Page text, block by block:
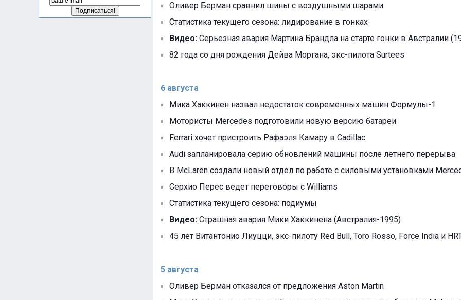
Оливер Берман сравнил шины с воздушными шарами
Статистика текущего сезона: лидирование в гонках
Видео: Серьезная авария Мартина Брандла на старте гонки в Австралии
82 года со дня рождения Дейва Моргана, экс-пилота Surtees
6 августа
Мика Хаккинен назвал недостаток современных машин Формулы-1
Мотористы Mercedes подготовили новую версию батареи
Ferrari хочет пристроить Рафаэля Камару в Cadillac
Audi запланировала серию обновлений машины после летнего перерыва
В McLaren создали новый отдел по работе с силовыми установками
Серхио Перес ведет переговоры с Williams
Статистика текущего сезона: подиумы
Видео: Страшная авария Мики Хаккинена (Австралия-1995)
45 лет Витантонио Лиуцци, экс-пилоту Red Bull, Toro Rosso, Force India и
5 августа
Оливер Берман отказался от предложения Aston Martin